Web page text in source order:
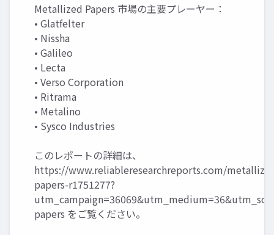
Metallized Papers 市場の主要プレーヤー：
• Glatfelter
• Nissha
• Galileo
• Lecta
• Verso Corporation
• Ritrama
• Metalino
• Sysco Industries
このレポートの詳細は、
https://www.reliableresearchreports.com/
papers-r1751277?
papers をご覧ください。